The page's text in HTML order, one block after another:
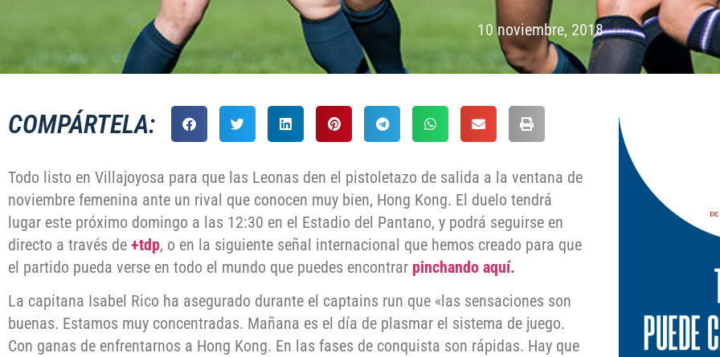
10 noviembre, 2018
COMPÁRTELA:
Todo listo en Villajoyosa para que las Leonas den el pistoletazo de salida a la ventana de
noviembre femenina ante un rival que conocen muy bien, Hong Kong. El duelo tendrá
lugar este próximo domingo a las 12:30 en el Estadio del Pantano, y podrá seguirse en
directo a través de +tdp, o en la siguiente señal internacional que hemos creado para que
el partido pueda verse en todo el mundo que puedes encontrar pinchando aquí.
La capitana Isabel Rico ha asegurado durante el captains run que «las sensaciones son
buenas. Estamos muy concentradas. Mañana es el día de plasmar el sistema de juego.
Con ganas de enfrentarnos a Hong Kong. En las fases de conquista son rápidas. Hay que